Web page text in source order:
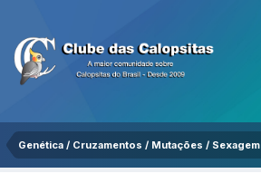
Genética / Cruzamentos / Mutações / Sexagem